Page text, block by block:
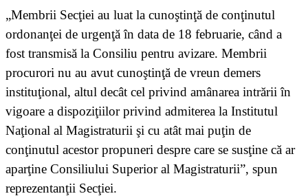
„Membrii Secţiei au luat la cunoştinţă de conţinutul
ordonanţei de urgenţă în data de 18 februarie, când a
fost transmisă la Consiliu pentru avizare. Membrii
procurori nu au avut cunoştinţă de vreun demers
instituţional, altul decât cel privind amânarea intrării în
vigoare a dispoziţiilor privind admiterea la Institutul
Naţional al Magistraturii şi cu atât mai puţin de
conţinutul acestor propuneri despre care se susţine că ar
aparţine Consiliului Superior al Magistraturii”, spun
reprezentanţii Secţiei.